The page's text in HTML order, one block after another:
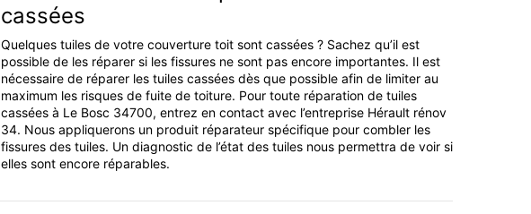
cassées
Quelques tuiles de votre couverture toit sont cassées ? Sachez qu’il est
possible de les réparer si les fissures ne sont pas encore importantes. Il est
nécessaire de réparer les tuiles cassées dès que possible afin de limiter au
maximum les risques de fuite de toiture. Pour toute réparation de tuiles
cassées à Le Bosc 34700, entrez en contact avec l’entreprise Hérault rénov
34. Nous appliquerons un produit réparateur spécifique pour combler les
fissures des tuiles. Un diagnostic de l’état des tuiles nous permettra de voir si
elles sont encore réparables.